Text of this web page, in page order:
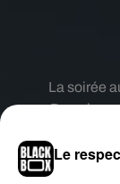
La soirée
Deux
d’une
Sud Ouest
Le